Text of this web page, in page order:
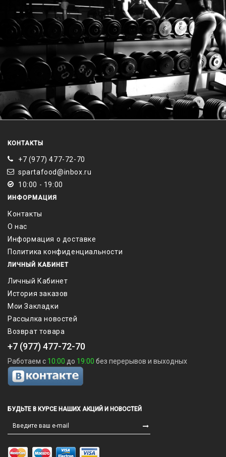
КОНТАКТЫ
+7 (977) 477-72-70
spartafood@inbox.ru
10:00 - 19:00
ИНФОРМАЦИЯ
Контакты
О нас
Информация о доставке
Политика конфиденциальности
ЛИЧНЫЙ КАБИНЕТ
Личный Кабинет
История заказов
Мои Закладки
Рассылка новостей
Возврат товара
+7 (977) 477-72-70
Работаем с 10:00 до 19:00 без перерывов и выходных
БУДЬТЕ В КУРСЕ НАШИХ АКЦИЙ И НОВОСТЕЙ